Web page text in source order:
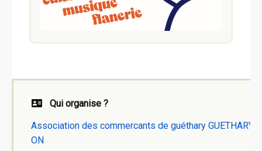
Qui organise ?
Association des commercants de guéthary GUETHARY
ON